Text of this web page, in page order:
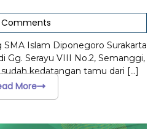
Islam Diponegoro Surakarta
Gg. Serayu VIII No.2, Semanggi,
sudah kedatangan tamu dari [...]
More